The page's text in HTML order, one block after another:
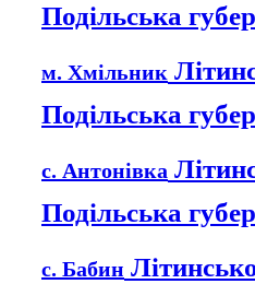
Подільська
м. Хмільник
Подільська
с. Антонівка
Подільська
с. Бабин